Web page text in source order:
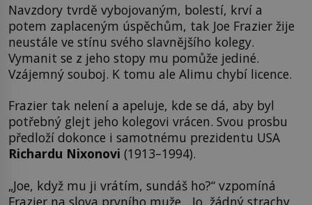
Navzdory tvrdě vybojovaným, bolestí, krví a
potem zaplaceným úspěchům, tak Joe Frazier žije
neustále ve stínu svého slavnějšího kolegy.
Vymanit se z jeho stopy mu pomůže jediné.
Vzájemný souboj. K tomu ale Alimu chybí licence.
Frazier tak nelení a apeluje, kde se dá, aby byl
potřebný glejt jeho kolegovi vrácen. Svou prosbu
předloží dokonce i samotnému prezidentu USA
Richardu Nixonovi (1913–1994).
„Joe, když mu ji vrátím, sundáš ho?“ vzpomíná
Frazier na slova prvního muže. „Jo, žádný strachy,